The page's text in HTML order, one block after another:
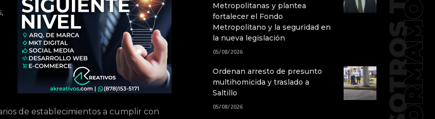
de establecimientos a cumplir con
Metropolitanas y plantea
fortalecer el Fondo
Metropolitano y la seguridad en
la nueva legislación
05/08/2026
Ordenan arresto de presunto
multihomicida y traslado a
Saltillo
05/08/2026